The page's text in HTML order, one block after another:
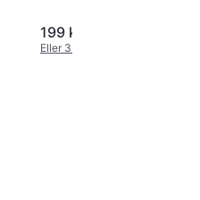
199 kr.
Eller 3 betalinger af 66 kr.